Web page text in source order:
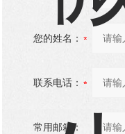
您的姓名：
联系电话：
常用邮箱：